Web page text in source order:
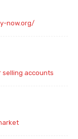
now.org/
selling accounts